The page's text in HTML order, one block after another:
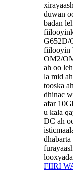
duwan
badan
G652D/
fiilooyin
OM2/
ah oo
la mid
tooska
dhinac
afar
u kala
DC ah
dhabarta
FIIRI